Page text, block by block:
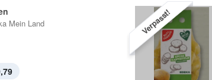
Mein Land Verpasst!